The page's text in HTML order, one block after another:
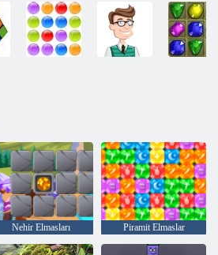
Nehir Elmasları Piramit Elmaslar